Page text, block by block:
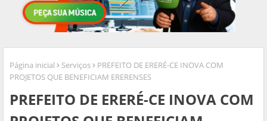
Página inicial Serviços
PREFEITO DE ERERÉ-CE INOVA COM
PROJETOS QUE BENEFICIAM ERERENSES
PREFEITO DE ERERÉ-CE INOVA COM